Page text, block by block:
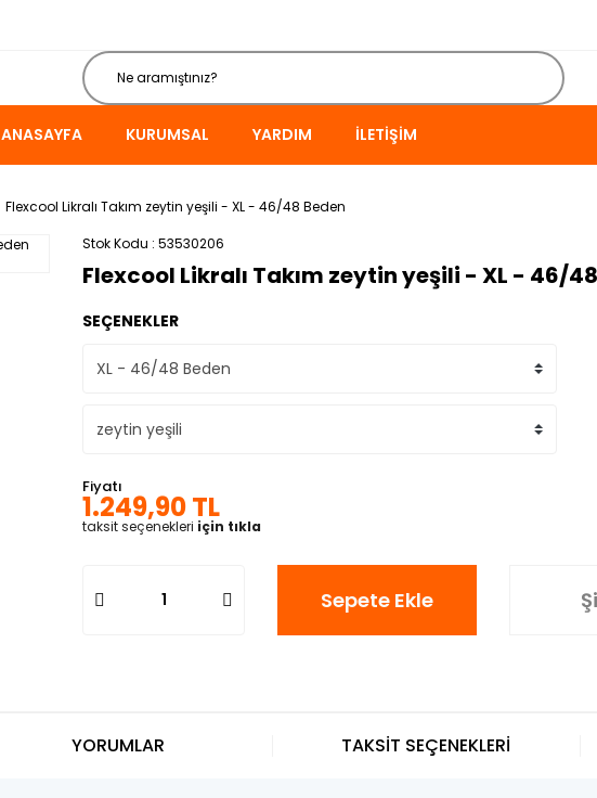
ANASAYFA KURUMSAL YARDIM İLETIŞIM
Flexcool Likralı Takım zeytin yeşili - XL - 46/48 Beden
Stok Kodu 53530206
Flexcool Likralı Takım zeytin yeşili - XL - 46/
SEÇENEKLER
Fiyatı
1.249,90 TL
taksit seçenekleri için tıkla
Sepete Ekle
YORUMLAR TAKSİT SEÇENEKLERİ